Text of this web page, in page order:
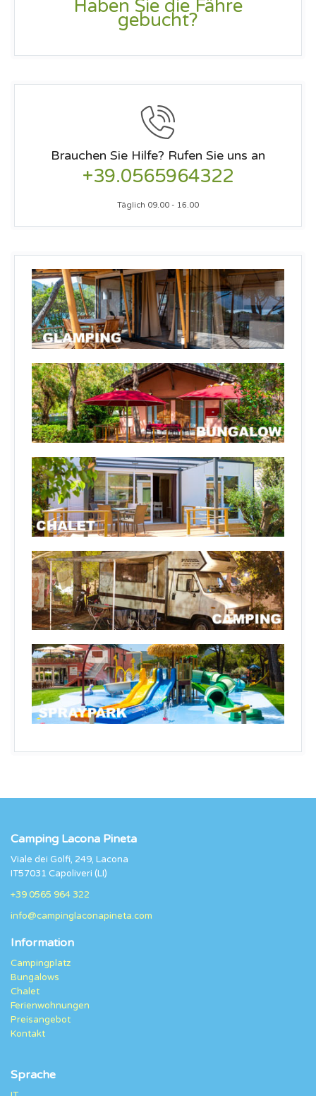
Haben Sie die Fähre
gebucht?
Brauchen Sie Hilfe? Rufen Sie uns an
+39.0565964322
Täglich 09.00 - 16.00
Camping Lacona Pineta
Viale dei Golfi, 249, Lacona
IT57031 Capoliveri (LI)
+39 0565 964 322
info@campinglaconapineta.com
Information
Campingplatz
Bungalows
Chalet
Ferienwohnungen
Preisangebot
Kontakt
Sprache